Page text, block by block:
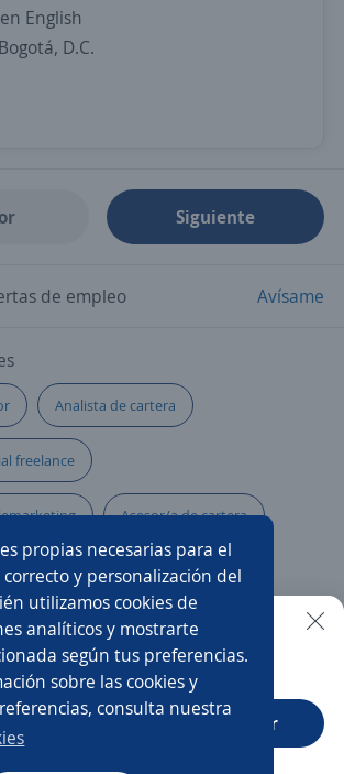
propias necesarias para el
y personalización del
utilizamos cookies de
analíticos y mostrarte
según tus preferencias.
sobre las cookies y
consulta nuestra
English
D.C.
Siguiente
de empleo Avísame
Analista de cartera
freelance
Asesor/a de cartera
punto de venta
Servicio al cliente
bancario Asesores/as financieros
Asesor/a comercial
es más fácil en la app
Abrir